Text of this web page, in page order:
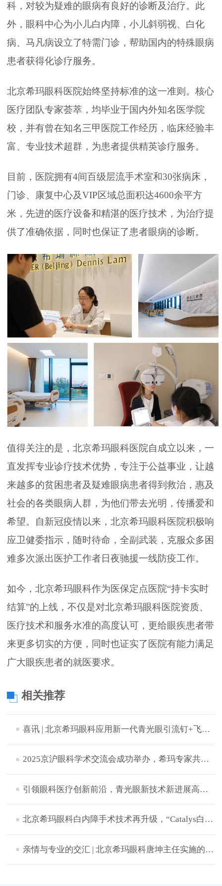
科，对较为疑难的眼病有良好的诊断及治疗。此
外，眼科中心为小儿白内障，小儿斜弱视、白化
病、马凡病设立了特需门诊，帮助国内的特殊眼病
患者获得化诊疗服务。
北京希玛眼科医院始终坚持标准的这一准则。核心
医疗团队专家荟萃，均毕业于国内外知名医学院
校，并有曾在知名三甲医院工作经历，临床经验丰
富、专业技术超群，为患者提供精英诊疗服务。
目前，医院拥有4间百级层流手术室和30张病床，
门诊、康复中心及VIP区域总面积达4600余平方
米，先进的医疗设备和精湛的医疗技术，为治疗提
供了准确依据，同时也保证了患者眼病的诊断。
值得关注的是，北京希玛眼科医院自成立以来，一
直发挥专业诊疗技术优势，专注于公益事业，让越
来越多的贫困患者及疑难眼病患者得到救治，惠及
社会的各类眼病人群，为他们带去光明，传播爱和
希望。自新冠疫情以来，北京希玛眼科医院积极响
应卫健委指示，随时待命，全副武装，克服众多困
难多次派出医护工作者日夜驰援一线防疫工作。
如今，北京希玛眼科作为医保定点医院“持卡实时
结算”的上线，不仅是对北京希玛眼科医院资质、
医疗技术和服务水准的高度认可，更给眼疾患者带
来更多切实的方便，同时也证实了医院有能力满足
广大眼疾患者的就医要求。
相关推荐
喜讯 | 北京希玛眼科应用新一代青光眼引流钉+飞秒激光白内障辅助技术成功完成中晚期青白联合微创手术
2025京沪眼科学术交流会成功举办，希玛专家共探眼病治疗新策略
引领眼科医疗创新前沿，青光眼新技术新进展高峰论坛成功举办
北京希玛眼科白内障手术技术再升级，“Catalys白力士”飞秒激光白内障手术设备正式启用
​亲情与专业的交汇 | 北京希玛眼科唐坤主任实施的一次特别白内障手术